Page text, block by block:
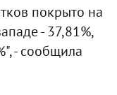
покрыто на
- 37,81%,
- сообщила